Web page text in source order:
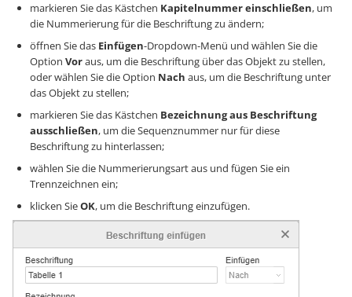
markieren Sie das Kästchen Kapitelnummer einschließen, um
die Nummerierung für die Beschriftung zu ändern;
öffnen Sie das Einfügen-Dropdown-Menü und wählen Sie die
Option Voraus, um die Beschriftung über das Objekt zu stellen,
oder wählen Sie die Option Nach aus, um die Beschriftung unter
das Objekt zu stellen;
markieren Sie das Kästchen Bezeichnung aus Beschriftung
ausschließen, um die Sequenznummer nur für diese
Beschriftung zu hinterlassen;
wählen Sie die Nummerierungsart aus und fügen Sie ein
Trennzeichnen ein;
klicken SieOK, um die Beschriftung einzufügen.